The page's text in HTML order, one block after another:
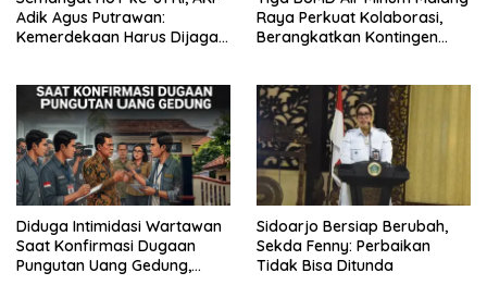
Adik Agus Putrawan:
Kemerdekaan Harus Dijaga
Raya Perkuat Kolaborasi,
Berangkatkan Kontingen
Diduga Intimidasi Wartawan
Saat Konfirmasi Dugaan
Pungutan Uang Gedung,
Sidoarjo Bersiap Berubah,
Sekda Fenny: Perbaikan
Tidak Bisa Ditunda